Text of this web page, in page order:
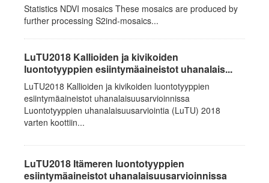
Statistics NDVI mosaics These mosaics are produced by
further processing S2ind-mosaics...
LuTU2018 Kallioiden ja kivikoiden
luontotyyppien esiintymäaineistot uhanalais...
LuTU2018 Kallioiden ja kivikoiden luontotyyppien
esiintymäaineistot uhanalaisuusarvioinnissa
Luontotyyppien uhanalaisuusarviointia (LuTU) 2018
varten koottiin...
LuTU2018 Itämeren luontotyyppien
esiintymäaineistot uhanalaisuusarvioinnissa